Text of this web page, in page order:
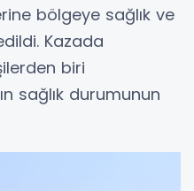
bölgeye sağlık ve
Kazada
biri
sağlık durumunun